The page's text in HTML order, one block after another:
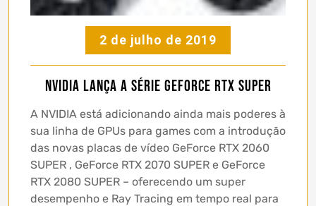
2 de julho de 2019
NVIDIA lança a série GeForce RTX SUPER
A NVIDIA está adicionando ainda mais poderes à
sua linha de GPUs para games com a introdução
das novas placas de vídeo GeForce RTX 2060
SUPER , GeForce RTX 2070 SUPER e GeForce
RTX 2080 SUPER – oferecendo um super
desempenho e Ray Tracing em tempo real para